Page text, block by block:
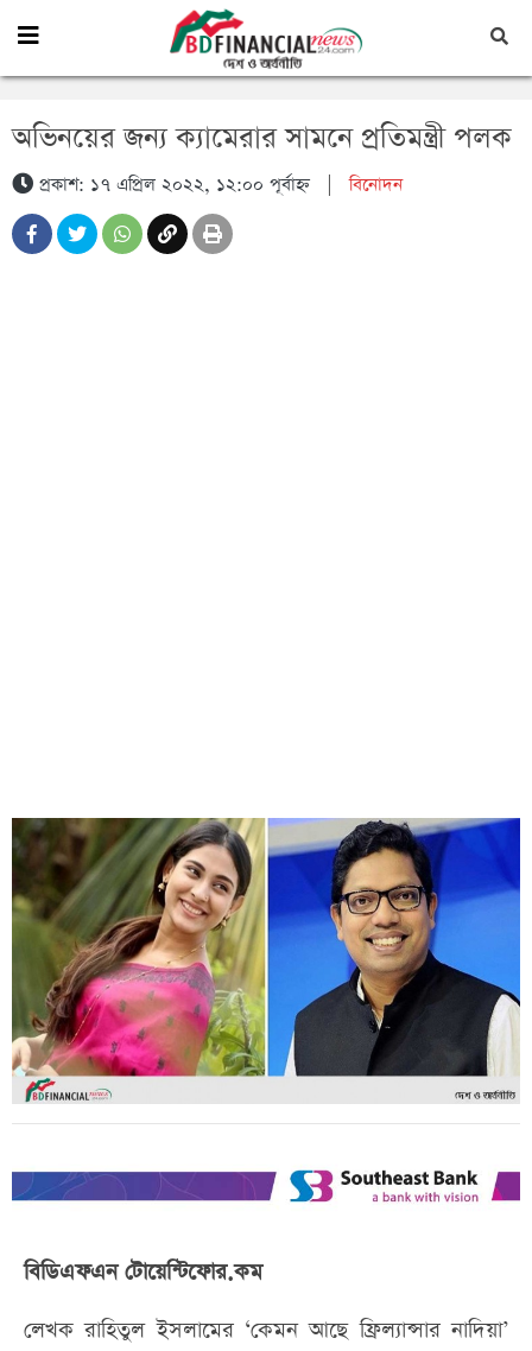
অভিনয়ের জন্য ক্যামেরার সামনে প্রতিমন্ত্রী পলক
প্রকাশ: ১৭ এপ্রিল ২০২২, ১২:০০ পূর্বাহ্ন|বিনোদন
বিডিএফএন টোয়েন্টিফোর.কম
লেখক রাহিতুল ইসলামের ‘কেমন আছে ফ্রিল্যান্সার নাদিয়া’